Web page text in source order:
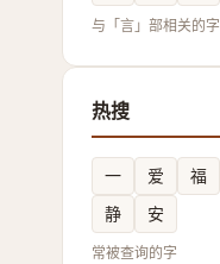
与「言」部相关的字
热搜
一 爱 福
静
安
常被查询的字